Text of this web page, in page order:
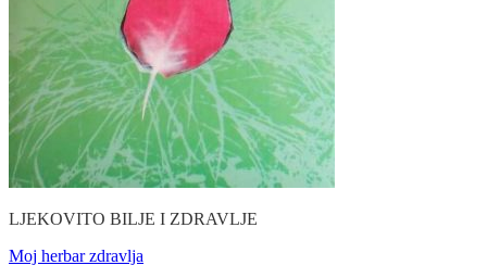
LJEKOVITO BILJE I ZDRAVLJE
Moj herbar zdravlja